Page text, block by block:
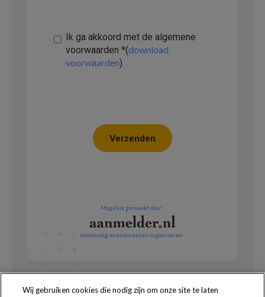
Ik ga akkoord met de algemene
voorwaarden *(download
voorwaarden)
Verzenden
Mogelijk gemaakt door
eenvoudig evenementen organiseren
Wij gebruiken cookies die nodig zijn om onze site te laten